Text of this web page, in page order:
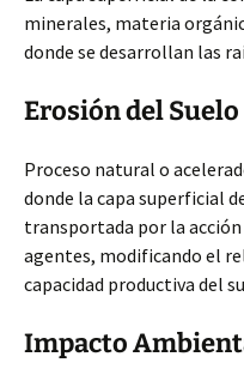
minerales, materia
donde se desarrollan las
Erosión del Suelo
Proceso natural o
donde la capa superficial
transportada por la
agentes, modificando el
capacidad productiva del
Impacto